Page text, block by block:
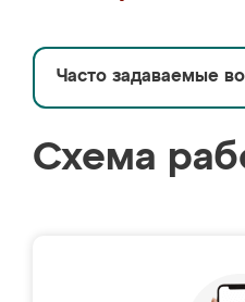
Часто задаваемые
Схема